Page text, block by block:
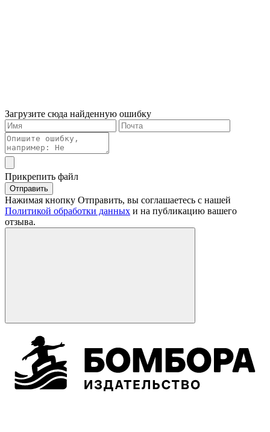
Загрузите сюда найденную ошибку
Прикрепить файл
Отправить
Нажимая кнопку Отправить, вы соглашаетесь с нашей
Политикой обработки данных и на публикацию вашего
отзыва.